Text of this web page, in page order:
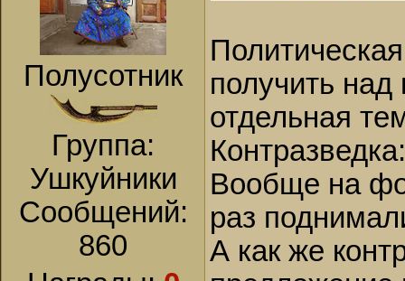
Полусотник
Группа:
Ушкуйники
Сообщений:
860
получить над
отдельная
Контразведка:
Вообще на
раз
А как же